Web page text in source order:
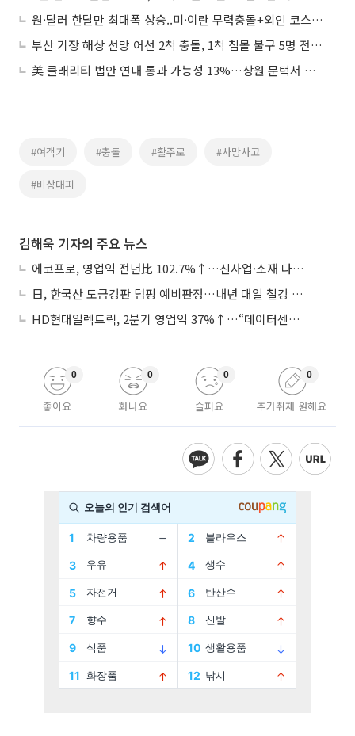
원·달러 한달만 최대폭 상승..미·이란 무력충돌+외인 코스피 투매
부산 기장 해상 선망 어선 2척 충돌, 1척 침몰 불구 5명 전원 구조
美 클래리티 법안 연내 통과 가능성 13%…상원 문턱서 제동
#여객기 #충돌 #활주로 #사망사고
#비상대피
김해욱 기자의 주요 뉴스
에코프로, 영업익 전년比 102.7%↑…신사업·소재 다각화 박차
日, 한국산 도금강판 덤핑 예비판정…내년 대일 철강 수출 ‘빨간불’
HD현대일렉트릭, 2분기 영업익 37%↑…“데이터센터 사업, 새로운 성장 축”
좋아요
0
화나요
0
슬퍼요
0
추가취재 원해요
0